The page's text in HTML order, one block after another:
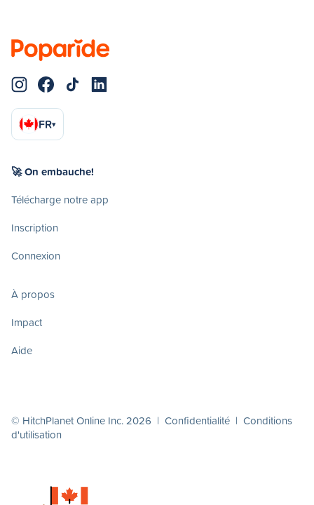
FR▾
🚀 On embauche!
Télécharge notre app
Inscription
Connexion
À propos
Impact
Aide
© HitchPlanet Online Inc. 2026 | Confidentialité | Conditions
d'utilisation